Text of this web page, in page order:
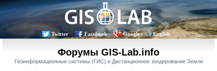
Twitter Facebook Google+ English
Форумы GIS-Lab.info
Геоинформационные системы (ГИС) и Дистанционное зондирование Земли